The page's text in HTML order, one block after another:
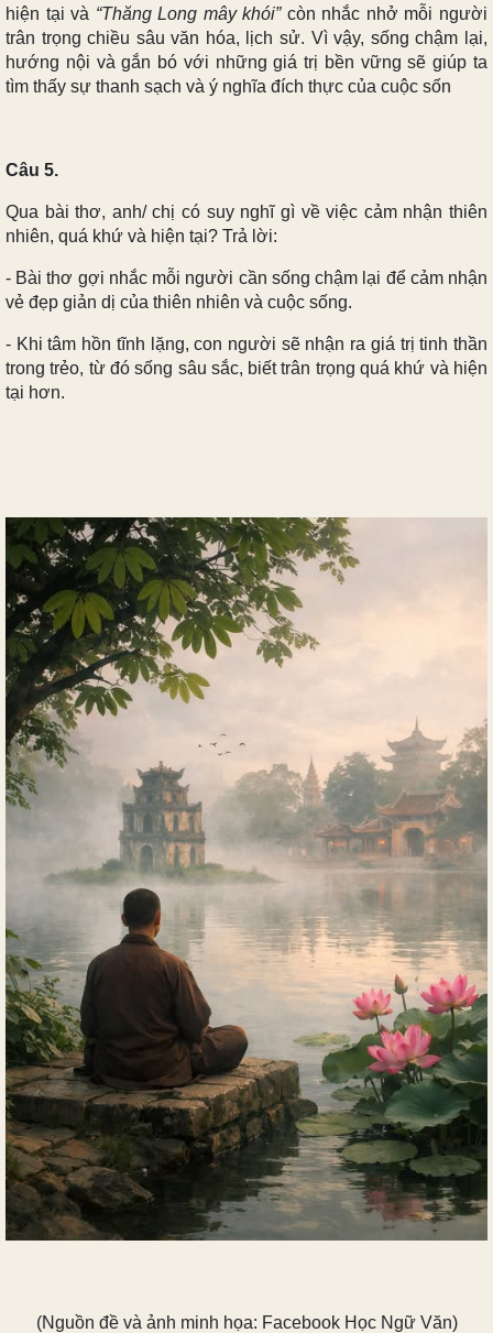
hiện tại và “Thăng Long mây khói”còn nhắc nhở mỗi người
trân trọng chiều sâu văn hóa, lịch sử. Vì vậy, sống chậm lại,
hướng nội và gắn bó với những giá trị bền vững sẽ giúp ta
tìm thấy sự thanh sạch và ý nghĩa đích thực của cuộc sốn
Câu 5.
Qua bài thơ, anh/ chị có suy nghĩ gì về việc cảm nhận thiên
nhiên, quá khứ và hiện tại? Trả lời:
- Bài thơ gợi nhắc mỗi người cần sống chậm lại để cảm nhận
vẻ đẹp giản dị của thiên nhiên và cuộc sống.
- Khi tâm hồn tĩnh lặng, con người sẽ nhận ra giá trị tinh thần
trong trẻo, từ đó sống sâu sắc, biết trân trọng quá khứ và hiện
tại hơn.
(Nguồn đề và ảnh minh họa: Facebook Học Ngữ Văn)